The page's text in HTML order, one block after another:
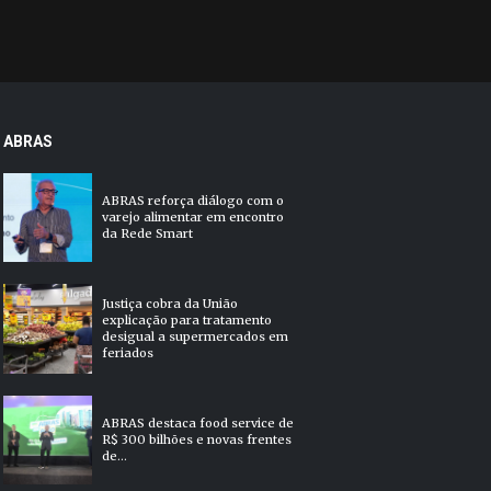
ABRAS
ABRAS reforça diálogo com o
varejo alimentar em encontro
da Rede Smart
Justiça cobra da União
explicação para tratamento
desigual a supermercados em
feriados
ABRAS destaca food service de
R$ 300 bilhões e novas frentes
de...